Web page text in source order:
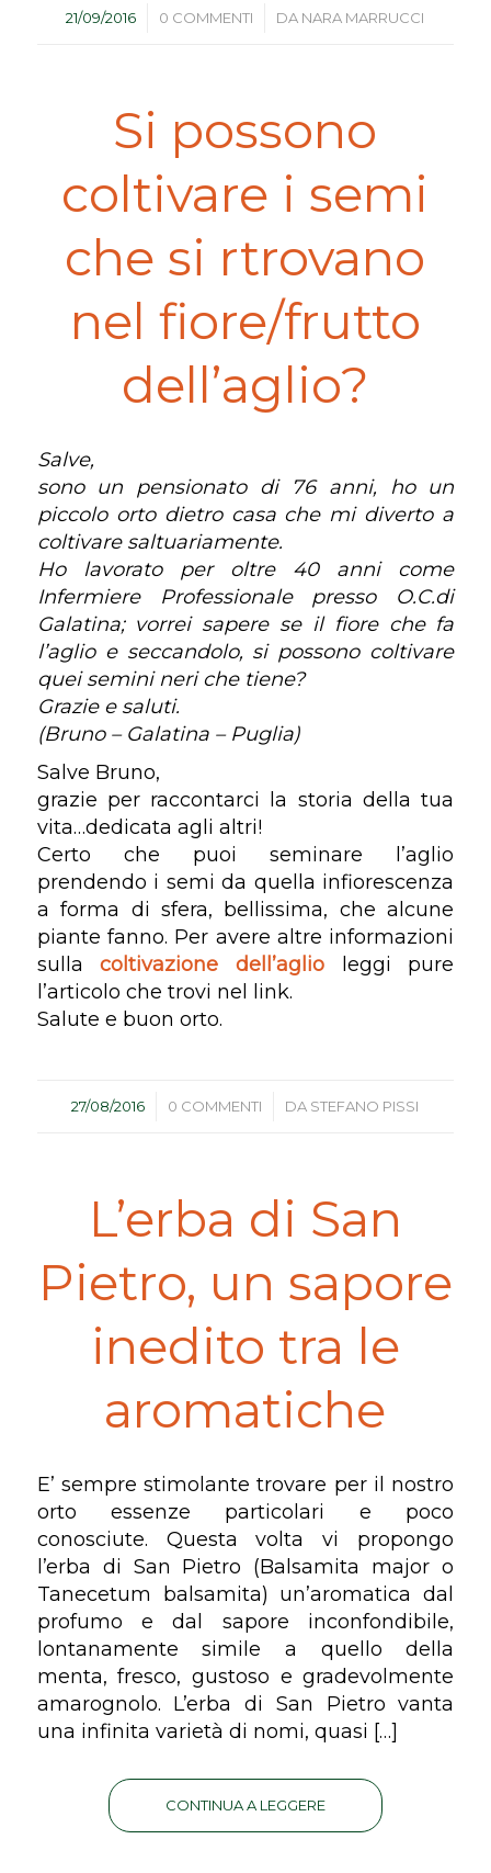
21/09/2016
/ 0 COMMENTI
/ DA NARA MARRUCCI
Si possono
coltivare i semi
che si rtrovano
nel fiore/frutto
dell’aglio?
Salve,
sono un pensionato di 76 anni, ho un
piccolo orto dietro casa che mi diverto a
coltivare saltuariamente.
Ho lavorato per oltre 40 anni come
Infermiere Professionale presso O.C.di
Galatina; vorrei sapere se il fiore che fa
l’aglio e seccandolo, si possono coltivare
quei semini neri che tiene?
Grazie e saluti.
(Bruno – Galatina – Puglia)
Salve Bruno,
grazie per raccontarci la storia della tua
vita…dedicata agli altri!
Certo che puoi seminare l’aglio
prendendo i semi da quella infiorescenza
a forma di sfera, bellissima, che alcune
piante fanno. Per avere altre informazioni
sullacoltivazione dell’aglio leggi pure
l’articolo che trovi nel link.
Salute e buon orto.
27/08/2016
/ 0 COMMENTI
/ DA STEFANO PISSI
L’erba di San
Pietro, un sapore
inedito tra le
aromatiche
E’ sempre stimolante trovare per il nostro
orto essenze particolari e poco
conosciute. Questa volta vi propongo
l’erba di San Pietro (Balsamita major o
Tanecetum balsamita) un’aromatica dal
profumo e dal sapore inconfondibile,
lontanamente simile a quello della
menta, fresco, gustoso e gradevolmente
amarognolo. L’erba di San Pietro vanta
una infinita varietà di nomi, quasi […]
CONTINUA A LEGGERE